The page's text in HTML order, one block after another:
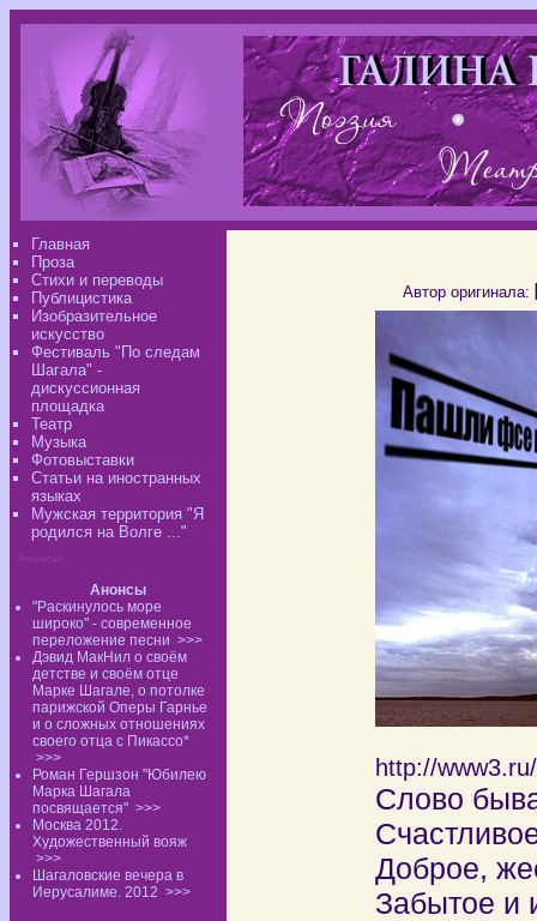
Главная
Проза
Стихи и переводы
Публицистика
Изобразительное
искусство
Фестиваль "По следам
Шагала" -
дискуссионная
площадка
Театр
Музыка
Фотовыставки
Статьи на иностранных
языках
Мужская территория "Я
родился на Волге ..."
Анонсы:
Анонсы
"Раскинулось море
широко" - современное
переложение песни >>>
Дэвид МакНил о своём
детстве и своём отце
Марке Шагале, о потолке
парижской Оперы Гарнье
и о сложных отношениях
своего отца с Пикассо*
>>>
Роман Гершзон "Юбилею
Марка Шагала
посвящается" >>>
Москва 2012.
Художественный вояж
>>>
Шагаловские вечера в
Иерусалиме. 2012 >>>
Автор оригинала:
http://
Слово
Доброе,
Забытое и